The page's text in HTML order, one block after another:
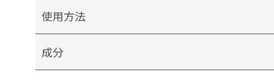
使用方法
成分